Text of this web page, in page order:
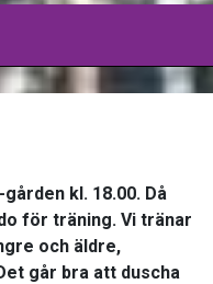
kl. 18.00. Då
för träning. Vi tränar
och äldre,
går bra att duscha